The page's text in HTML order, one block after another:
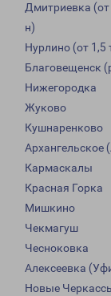
Дмитриевка (от
н)
Нурлино (от 1,5
Благовещенск
Нижегородка
Жуково
Кушнаренково
Архангельское
Кармаскалы
Красная Горка
Мишкино
Чекмагуш
Чесноковка
Алексеевка
Новые